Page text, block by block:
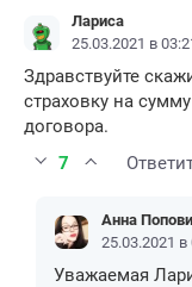
Лариса
25.03.2021 в
Здравствуйте
страховку на
договора.
7
Анна
25.03.2021 в
Уважаемая